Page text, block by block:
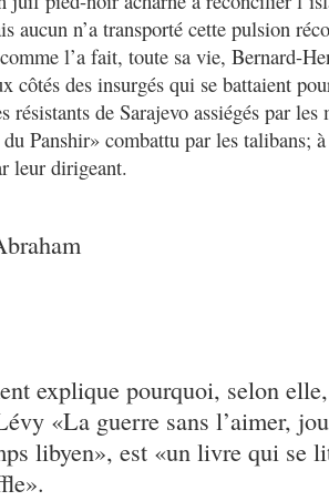
aucun n’a transporté cette pulsion
l’a fait, toute sa vie, Bernard-
côtés des insurgés qui se battaient
résistants de Sarajevo assiégés par
Panshir» combattu par les talibans;
leur dirigeant.
explique pourquoi, selon
«La guerre sans l’aimer,
libyen», est «un livre qui se